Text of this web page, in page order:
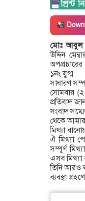
মোঃ আবুল
উদ্দিন
১নং যুগ্ম
সাধারণ
সোমবার
প্রতিবাদ
সংবাদ
থেকে আমার
মিথ্যা
ঐ মিথ্যা
সম্পূর্ণ
এসব মিথ্যা
তিনি আরও
ব্যবস্থা